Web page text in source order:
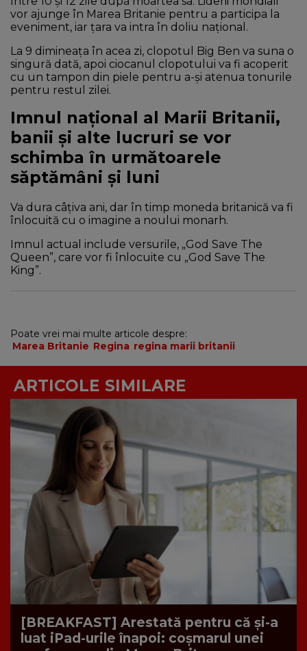
vor ajunge în Marea Britanie pentru a participa la
eveniment, iar țara va intra în doliu național.
La 9 dimineața în acea zi, clopotul Big Ben va suna o
singură dată, apoi ciocanul clopotului va fi acoperit
cu un tampon din piele pentru a-și atenua tonurile
pentru restul zilei.
Imnul național al Marii Britanii,
banii și alte lucruri se vor
schimba în următoarele
săptămâni și luni
Va dura câțiva ani, dar în timp moneda britanică va fi
înlocuită cu o imagine a noului monarh.
Imnul actual include versurile, „God Save The
Queen”, care vor fi înlocuite cu „God Save The
King”.
Poate vrei mai multe articole despre:
Marea Britanie Regina regina marii britanii
ARTICOLE SIMILARE
[BREAKFAST] Arestată pentru că și-a
luat iPad-urile înapoi: coșmarul unei